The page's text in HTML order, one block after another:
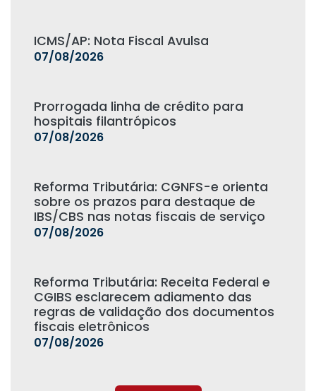
ICMS/AP: Nota Fiscal Avulsa
07/08/2026
Prorrogada linha de crédito para
hospitais filantrópicos
07/08/2026
Reforma Tributária: CGNFS-e orienta
sobre os prazos para destaque de
IBS/CBS nas notas fiscais de serviço
07/08/2026
Reforma Tributária: Receita Federal e
CGIBS esclarecem adiamento das
regras de validação dos documentos
fiscais eletrônicos
07/08/2026